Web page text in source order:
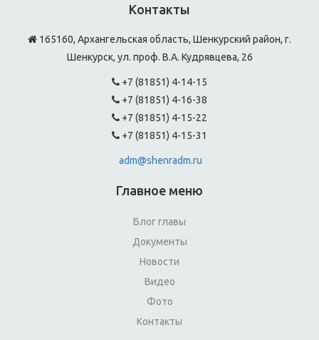
Контакты
165160, Архангельская область, Шенкурский район, г.
Шенкурск, ул. проф. В.А. Кудрявцева, 26
+7 (81851) 4-14-15
+7 (81851) 4-16-38
+7 (81851) 4-15-22
+7 (81851) 4-15-31
adm@shenradm.ru
Главное меню
Блог главы
Документы
Новости
Видео
Фото
Контакты